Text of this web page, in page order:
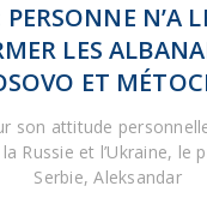
N’A
LES
ET
son attitude
Russie et l’Ukraine, le
Serbie, Aleksandar